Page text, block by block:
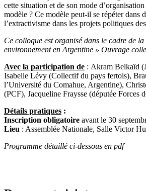
cette situation et de son mode
modèle ? Ce modèle peut-il se répéter dans
l’extractivisme dans les projets politiques
Ce colloque est organisé dans le cadre de
environnement en Argentine » Ouvrage
Avec la participation de : Akram Belkaïd
Isabelle Lévy (Collectif du pays fertois),
l’Université du Comahue, Argentine),
(PCF), Jacqueline Fraysse (députée Forces
Détails pratiques :
Inscription obligatoire avant le 30
Lieu : Assemblée Nationale, Salle Victor
Programme détaillé ci-dessous en pdf